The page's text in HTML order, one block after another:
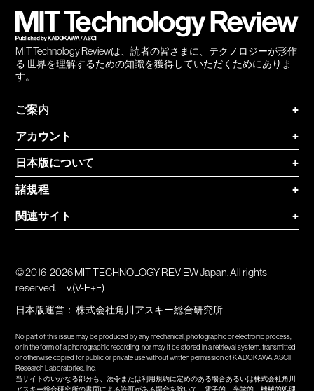
MIT Technology Reviewは、読者の皆さまに、テクノロジーが形作
る 世界を理解するための知識を獲得していただくためにありま
す。
ご案内
+
アカウント
+
日本版について
+
諸規程
+
関連サイト
+
© 2016-2026 MIT TECHNOLOGY REVIEW Japan. All rights
reserved.
v.(V-E+F)
日本版運営：株式会社角川アスキー総合研究所
No part of this issue may be produced by any mechanical, photographic or electronic process,
or in the form of a phonographic recording, nor may it be stored in a retrieval system, transmitted
or otherwise copied for public or private use without written permission of KADOKAWA ASCII
Research Laboratories, Inc.
当サイトのいかなる部分も、法令または利用規約に定めのある場合あるいは株式会社角川
アスキー総合研究所の書面による許可がある場合を除いて、電子的、光学的、機械的処理